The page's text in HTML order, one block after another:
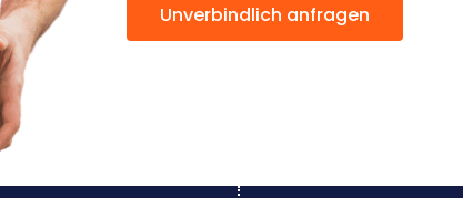
Unverbindlich anfragen